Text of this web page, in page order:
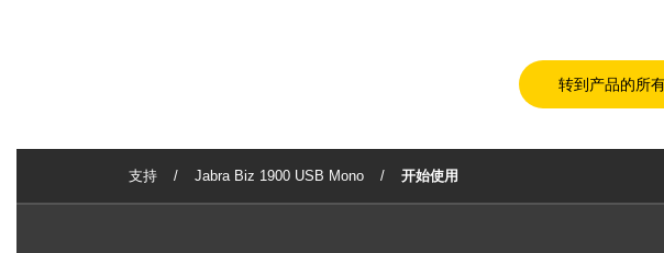
转到产品的所
支持 Jabra Biz 1900 USB Mono 开始使用